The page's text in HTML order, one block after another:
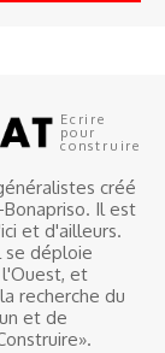
Ecrire
pour
construire
créé
Il est
et d'ailleurs.
se déploie
et
recherche du
et de